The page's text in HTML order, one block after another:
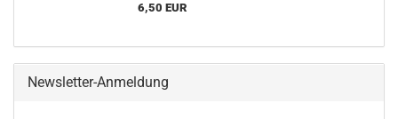
6,50 EUR
Newsletter-Anmeldung